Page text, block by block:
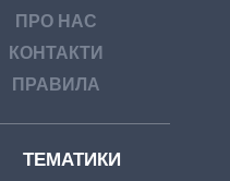
ПРО НАС
КОНТАКТИ
ПРАВИЛА
ТЕМАТИКИ